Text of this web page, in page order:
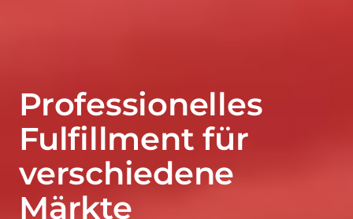
Professionelles
Fulfillment für
verschiedene
Märkte